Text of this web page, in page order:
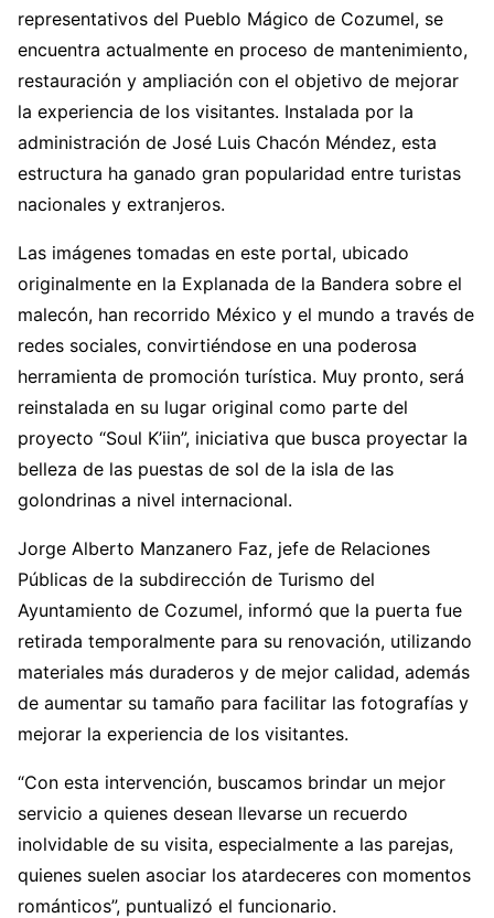
representativos del Pueblo Mágico de Cozumel, se
encuentra actualmente en proceso de mantenimiento,
restauración y ampliación con el objetivo de mejorar
la experiencia de los visitantes. Instalada por la
administración de José Luis Chacón Méndez, esta
estructura ha ganado gran popularidad entre turistas
nacionales y extranjeros.
Las imágenes tomadas en este portal, ubicado
originalmente en la Explanada de la Bandera sobre el
malecón, han recorrido México y el mundo a través de
redes sociales, convirtiéndose en una poderosa
herramienta de promoción turística. Muy pronto, será
reinstalada en su lugar original como parte del
proyecto “Soul K’iin”, iniciativa que busca proyectar la
belleza de las puestas de sol de la isla de las
golondrinas a nivel internacional.
Jorge Alberto Manzanero Faz, jefe de Relaciones
Públicas de la subdirección de Turismo del
Ayuntamiento de Cozumel, informó que la puerta fue
retirada temporalmente para su renovación, utilizando
materiales más duraderos y de mejor calidad, además
de aumentar su tamaño para facilitar las fotografías y
mejorar la experiencia de los visitantes.
“Con esta intervención, buscamos brindar un mejor
servicio a quienes desean llevarse un recuerdo
inolvidable de su visita, especialmente a las parejas,
quienes suelen asociar los atardeceres con momentos
románticos”, puntualizó el funcionario.